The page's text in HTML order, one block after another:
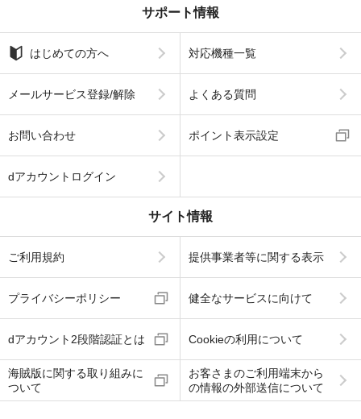
サポート情報
はじめての方へ 対応機種一覧
メールサービス登録/解除 よくある質問
お問い合わせ ポイント表示設定
dアカウントログイン
サイト情報
ご利用規約 提供事業者等に関する表示
プライバシーポリシー 健全なサービスに向けて
dアカウント2段階認証とは Cookieの利用について
海賊版に関する取り組みに
ついて
お客さまのご利用端末から
の情報の外部送信について